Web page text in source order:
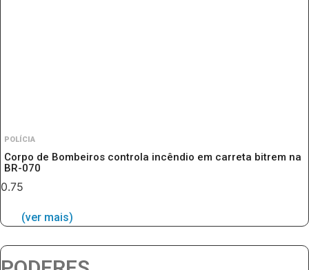
POLÍCIA
Corpo de Bombeiros controla incêndio em carreta bitrem na
BR-070
(ver mais)